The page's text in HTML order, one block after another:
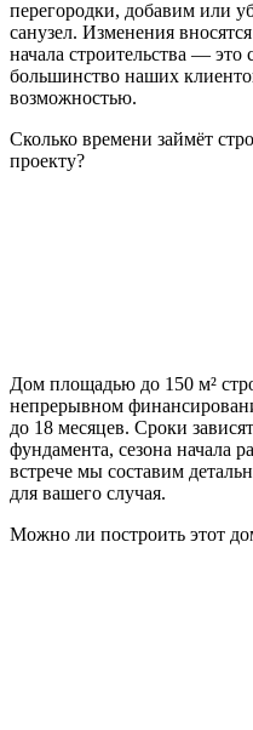
перегородки, добавим или
санузел. Изменения
начала строительства — это
большинство наших
возможностью.
Сколько времени займёт
проекту?
Дом площадью до 150 м²
непрерывном
до 18 месяцев. Сроки
фундамента, сезона начала
встрече мы составим
для вашего случая.
Можно ли построить этот